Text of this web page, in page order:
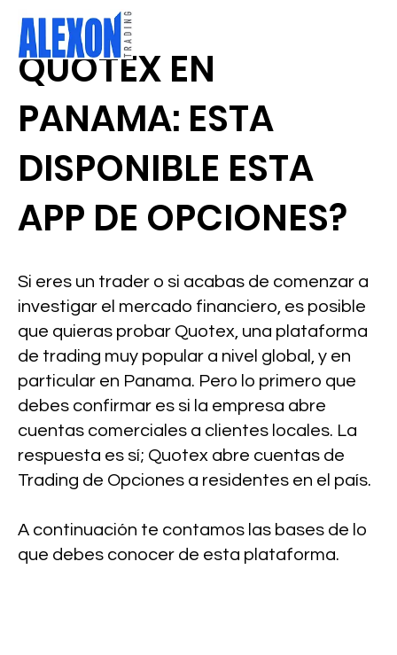
QUOTEX EN
PANAMA: ESTA
DISPONIBLE ESTA
APP DE OPCIONES?
Si eres un trader o si acabas de comenzar a
investigar el mercado financiero, es posible
que quieras probar Quotex, una plataforma
de trading muy popular a nivel global, y en
particular en Panama. Pero lo primero que
debes confirmar es si la empresa abre
cuentas comerciales a clientes locales. La
respuesta es sí; Quotex abre cuentas de
Trading de Opciones a residentes en el país.
A continuación te contamos las bases de lo
que debes conocer de esta plataforma.